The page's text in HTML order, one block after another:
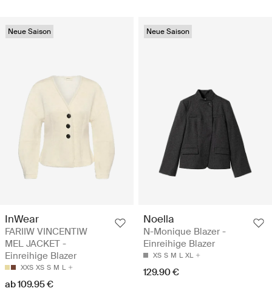
Neue Saison
InWear
FARIIW VINCENTIW
MEL JACKET -
Einreihige Blazer
XXS XS S M L
ab 109.95 €
Neue Saison
Noella
N-Monique Blazer -
Einreihige Blazer
XS S M L XL
129.90 €